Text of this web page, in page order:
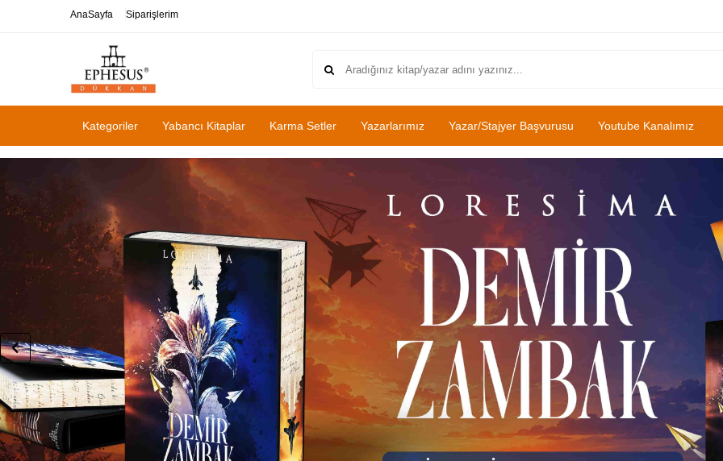
AnaSayfa Siparişlerim
Kategoriler Yabancı Kitaplar Karma Setler Yazarlarımız Yazar/Stajyer Başvurusu Youtube Kanalımız